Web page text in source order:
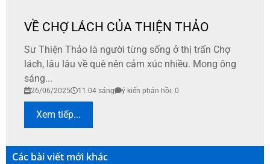
VỀ CHỢ LÁCH CỦA THIỆN THẢO
Sư Thiện Thảo là người từng sống ở thị trấn Chợ
lách, lâu lâu về quê nên cảm xúc nhiều. Mong ông
sáng...
26/06/2025 11:04 sáng ý kiến phản hồi: 0
Xem tiếp...
Các bài viết mới khác